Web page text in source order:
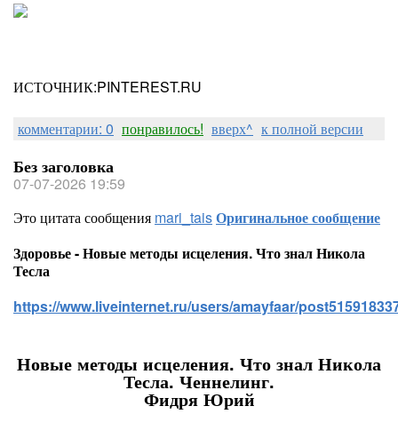
ИСТОЧНИК:PINTEREST.RU
комментарии: 0 понравилось! вверх^ к полной версии
Без заголовка
07-07-2026 19:59
Это цитата сообщения mari_taisОригинальное сообщение
Здоровье - Новые методы исцеления. Что знал Никола
Тесла
https://www.liveinternet.ru/users/amayfaar/
Новые методы исцеления. Что знал Никола
Тесла. Ченнелинг.
Фидря Юрий